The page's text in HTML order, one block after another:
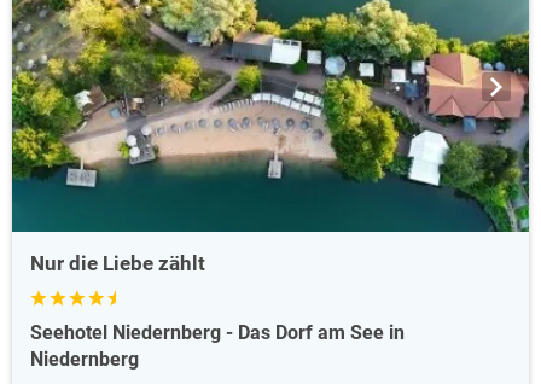
Nur die Liebe zählt
Seehotel Niedernberg - Das Dorf am See in
Niedernberg